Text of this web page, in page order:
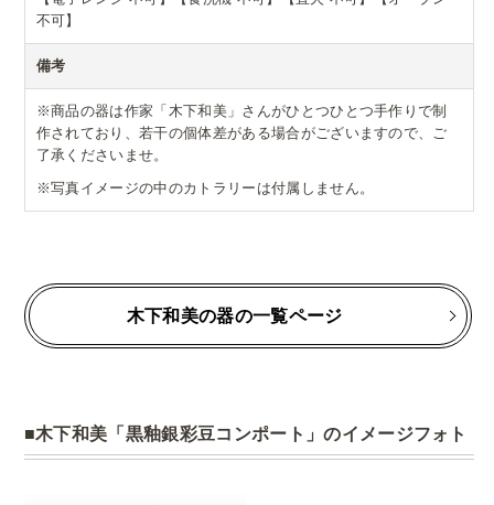
不可】
備考
※商品の器は作家「木下和美」さんがひとつひとつ手作りで制
作されており、若干の個体差がある場合がございますので、ご
了承くださいませ。
※写真イメージの中のカトラリーは付属しません。
木下和美の器の一覧ページ
木下和美「黒釉銀彩豆コンポート」のイメージフォト